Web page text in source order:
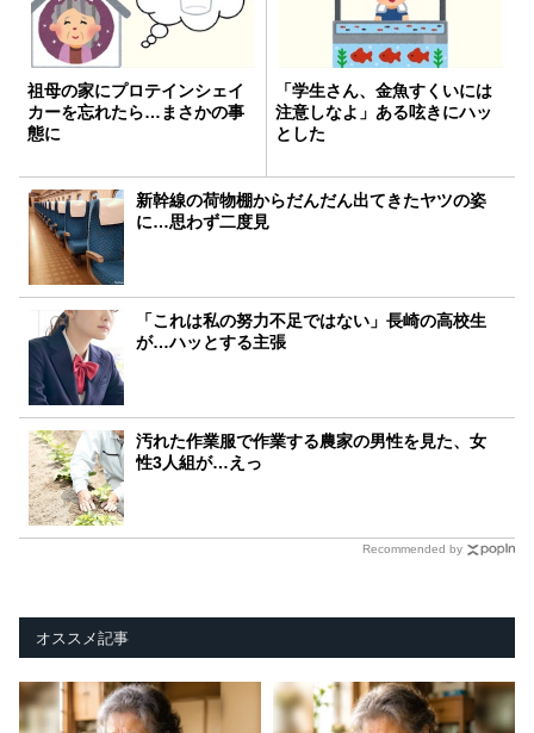
祖母の家にプロテインシェイ
カーを忘れたら…まさかの事
態に
「学生さん、金魚すくいには
注意しなよ」ある呟きにハッ
とした
新幹線の荷物棚からだんだん出てきたヤツの姿
に…思わず二度見
「これは私の努力不足ではない」長崎の高校生
が…ハッとする主張
汚れた作業服で作業する農家の男性を見た、女
性3人組が…えっ
Recommended by
オススメ記事